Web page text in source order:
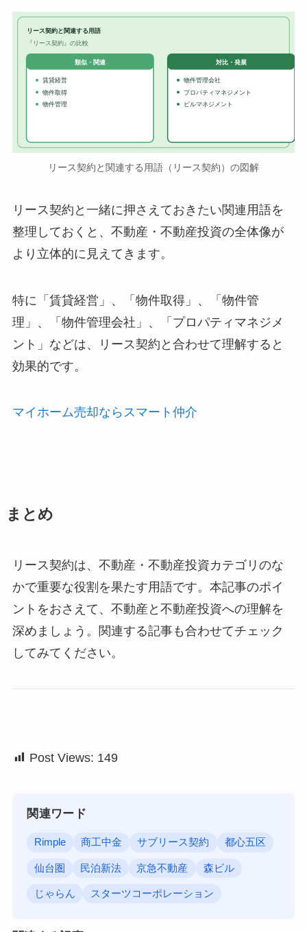
リース契約と関連する用語
『リース契約』の比較
類似・関連
賃貸経営
物件取得
物件管理
対比・発展
物件管理会社
プロパティマネジメント
ビルマネジメント
リース契約と関連する用語（リース契約）の図解
リース契約と一緒に押さえておきたい関連用語を
整理しておくと、不動産・不動産投資の全体像が
より立体的に見えてきます。
特に「賃貸経営」、「物件取得」、「物件管
理」、「物件管理会社」、「プロパティマネジメ
ント」などは、リース契約と合わせて理解すると
効果的です。
マイホーム売却ならスマート仲介
まとめ
リース契約は、不動産・不動産投資カテゴリのな
かで重要な役割を果たす用語です。本記事のポイ
ントをおさえて、不動産と不動産投資への理解を
深めましょう。関連する記事も合わせてチェック
してみてください。
Post Views: 149
関連ワード
Rimple 商工中金 サブリース契約 都心五区
仙台圏 民泊新法 京急不動産 森ビル
じゃらん スターツコーポレーション